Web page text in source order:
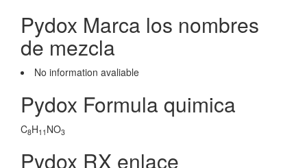
Pydox Marca los nombres
de mezcla
No information avaliable
Pydox Formula quimica
C8H11 NO3
Pydox RX enlace